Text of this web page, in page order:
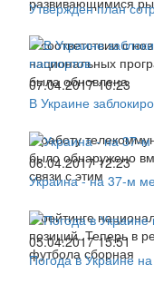
Утвержден план
В соответствии с
национальных
была обновлена
07.04.2017 10:23
В Украине
В работу
было обнаружено
связи с этим
06.04.2017 12:23
Украина - на 37-м
В рейтинге
позиций. Теперь в
футбола сборная
05.04.2017 15:51
Погода в Украине